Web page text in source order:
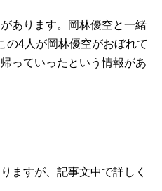
あります。岡林優空と一緒
の4人が岡林優空がおぼれて
っていったという情報があ
ますが、記事文中で詳しく